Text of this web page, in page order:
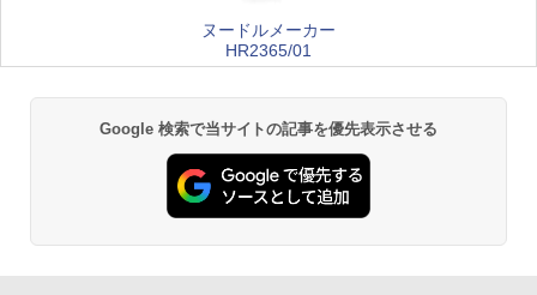
ヌードルメーカー
HR2365/01
Google 検索で当サイトの記事を優先表示させる